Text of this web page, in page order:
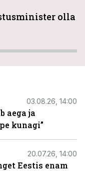
olla
03.08.26, 14:00
aega ja
kunagi”
20.07.26, 14:00
Eestis enam